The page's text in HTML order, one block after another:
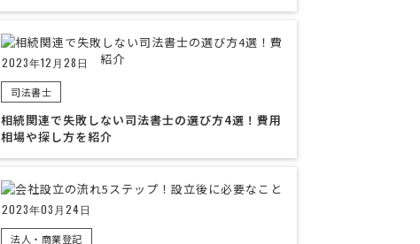
2023年12月28日
司法書士
相続関連で失敗しない司法書士の選び方4選！費用
相場や探し方を紹介
2023年03月24日
法人・商業登記